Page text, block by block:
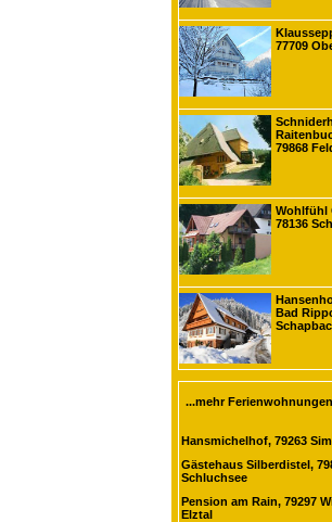
77709
79868
Wohlfühl
78136
Bad
...mehr Ferienwohnungen
Hansmichelhof, 79263
Gästehaus Silberdistel,
Schluchsee
Pension am Rain, 79297
Elztal